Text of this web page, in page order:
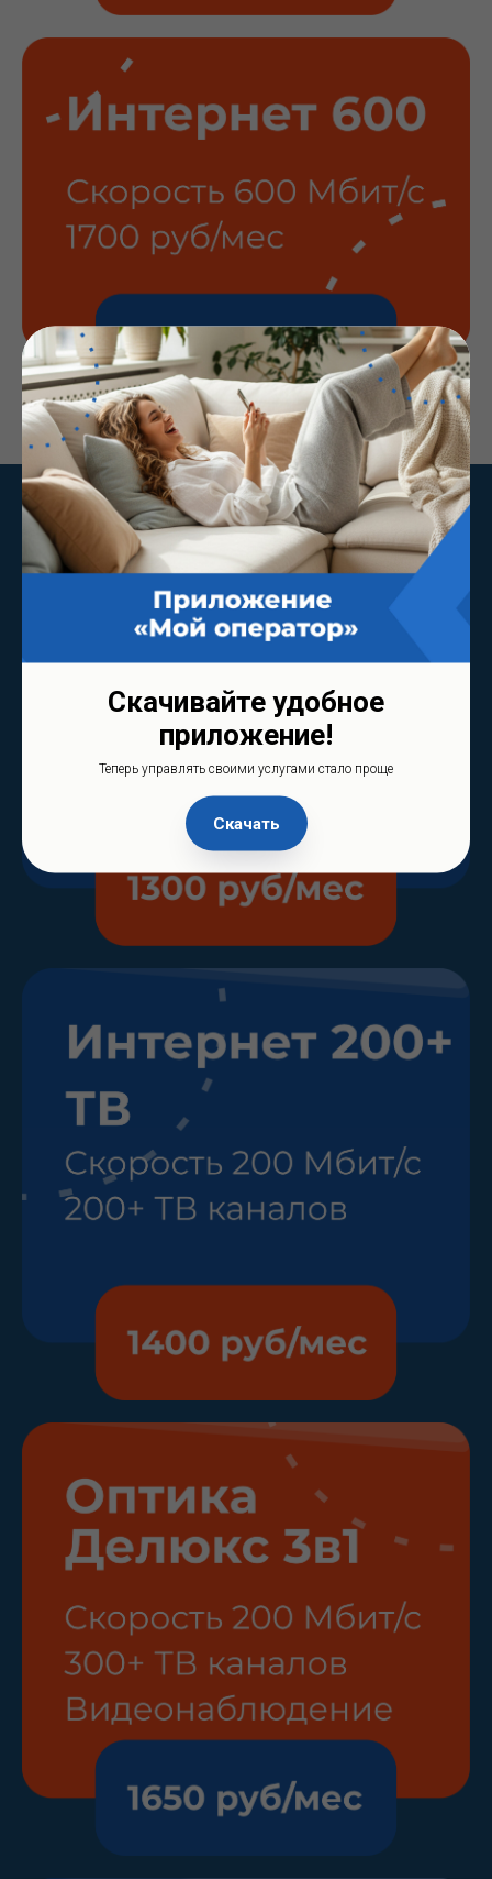
Скачивайте удобное
приложение!
Теперь управлять своими услугами стало проще
Скачать